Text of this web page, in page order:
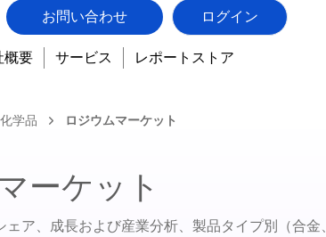
お問い合わせ ログイン
概要 サービス レポートストア
学品 ロジウムマーケット
ーケット
ェア、成長および産業分析、製品タイプ別（合金